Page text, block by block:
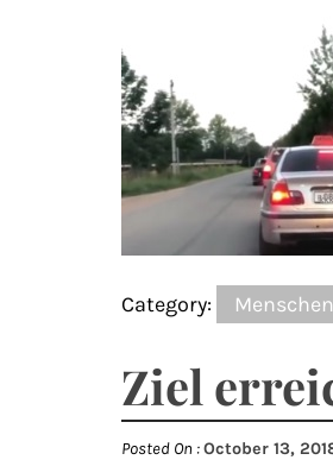
Category:
Ziel
Posted On :October 13,